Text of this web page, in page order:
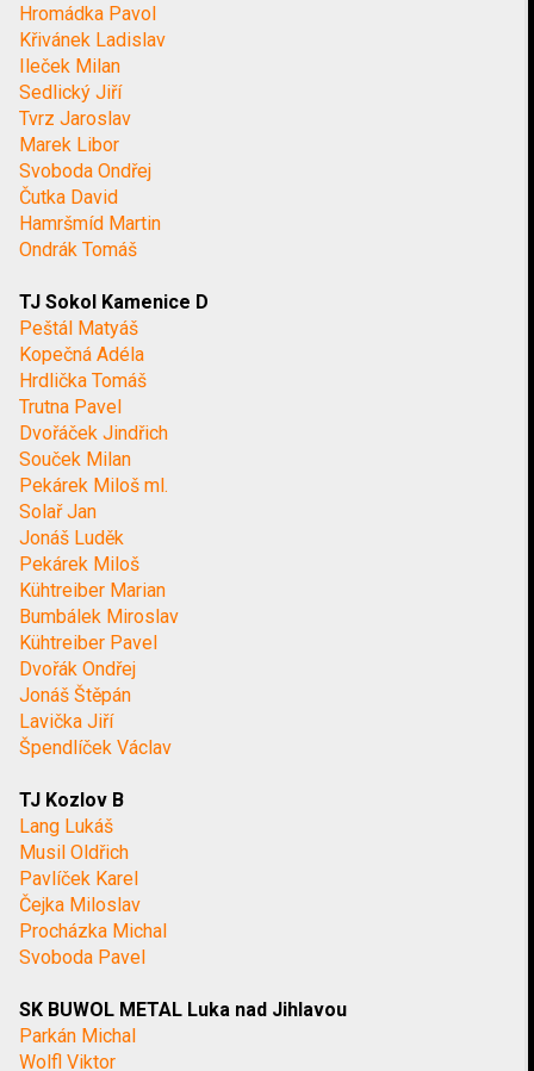
Hromádka Pavol
Křivánek Ladislav
Ileček Milan
Sedlický Jiří
Tvrz Jaroslav
Marek Libor
Svoboda Ondřej
Čutka David
Hamršmíd Martin
Ondrák Tomáš
TJ Sokol Kamenice D
Peštál Matyáš
Kopečná Adéla
Hrdlička Tomáš
Trutna Pavel
Dvořáček Jindřich
Souček Milan
Pekárek Miloš ml.
Solař Jan
Jonáš Luděk
Pekárek Miloš
Kühtreiber Marian
Bumbálek Miroslav
Kühtreiber Pavel
Dvořák Ondřej
Jonáš Štěpán
Lavička Jiří
Špendlíček Václav
TJ Kozlov B
Lang Lukáš
Musil Oldřich
Pavlíček Karel
Čejka Miloslav
Procházka Michal
Svoboda Pavel
SK BUWOL METAL Luka nad Jihlavou
Parkán Michal
Wolfl Viktor